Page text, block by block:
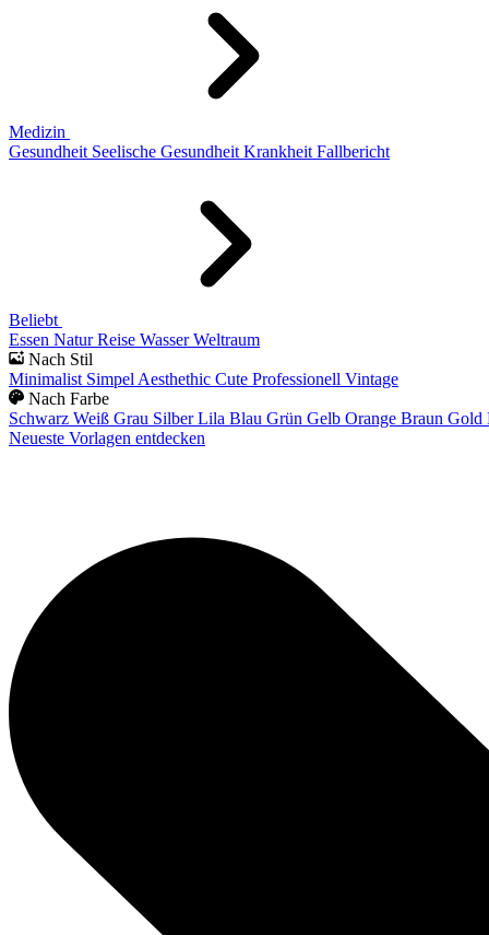
Medizin
Gesundheit Seelische Gesundheit Krankheit Fallbericht
Beliebt
Essen Natur Reise Wasser Weltraum
Nach Stil
Minimalist Simpel Aesthethic Cute Professionell Vintage
Nach Farbe
Schwarz Weiß Grau Silber Lila Blau Grün Gelb Orange Braun Gold
Neueste Vorlagen entdecken